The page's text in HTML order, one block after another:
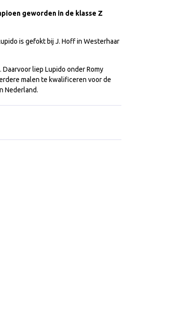
geworden in de klasse Z
is gefokt bij J. Hoff in Westerhaar
liep Lupido onder Romy
malen te kwalificeren voor de
Nederland.